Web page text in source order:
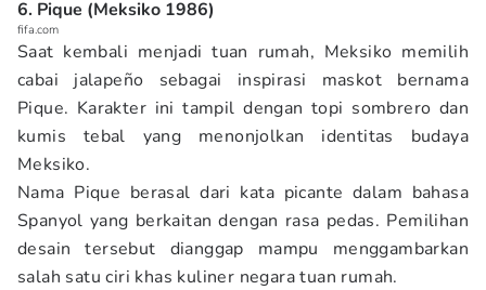
6. Pique (Meksiko 1986)
fifa.com
Saat kembali menjadi tuan rumah, Meksiko memilih
cabai jalapeño sebagai inspirasi maskot bernama
Pique. Karakter ini tampil dengan topi sombrero dan
kumis tebal yang menonjolkan identitas budaya
Meksiko.
Nama Pique berasal dari kata picante dalam bahasa
Spanyol yang berkaitan dengan rasa pedas. Pemilihan
desain tersebut dianggap mampu menggambarkan
salah satu ciri khas kuliner negara tuan rumah.